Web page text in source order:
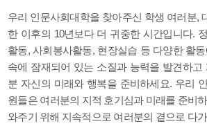
우리 인문사회대학을 찾아주신 학생 여러분,
한 이후의 10년보다 더 귀중한 시간입니다.
활동, 사회봉사활동, 현장실습 등 다양한 활
속에 잠재되어 있는 소질과 능력을 발견하고
분 자신의 미래와 행복을 준비하세요. 우리
원들은 여러분의 지적 호기심과 미래를 준비
와주기 위해 지속적으로 여러분의 곁으로 다